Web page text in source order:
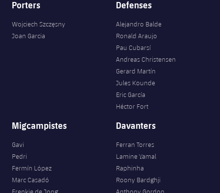
Porters
Wojciech Szczęsny
Joan Garcia
Defenses
Alejandro Balde
Ronald Araujo
Pau Cubarsí
Andreas Christensen
Gerard Martín
Jules Kounde
Eric García
Héctor Fort
Migcampistes
Gavi
Pedri
Fermín López
Marc Casadó
Davanters
Ferran Torres
Lamine Yamal
Raphinha
Roony Bardghji